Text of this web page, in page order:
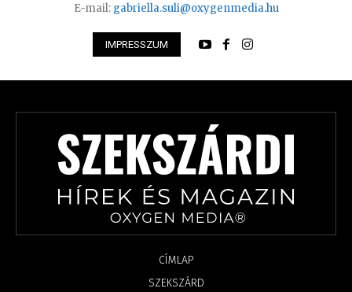
E-mail: gabriella.suli@oxygenmedia.hu
IMPRESSZUM
CÍMLAP
SZEKSZÁRD